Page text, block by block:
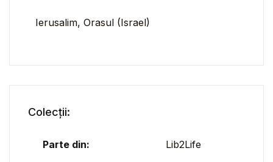
Ierusalim, Orasul (Israel)
Colecții:
Parte din: Lib2Life